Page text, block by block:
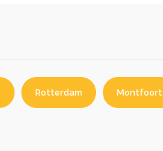
Rotterdam Montfoort